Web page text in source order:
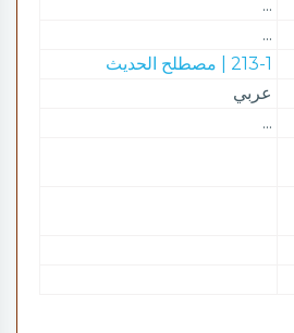
...
...
213-1 | مصطلح الحديث
عربي
...